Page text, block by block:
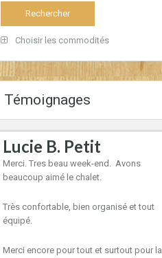
Choisir les commodités
Témoignages
Lucie B. Petit
Merci. Tres beau week-end. Avons
beaucoup aimé le chalet.
Très confortable, bien organisé et tout
équipé.
Merci encore pour tout et surtout pour la